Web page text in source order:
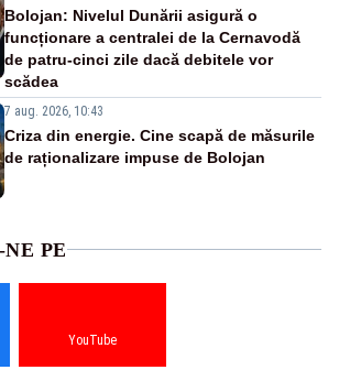
Bolojan: Nivelul Dunării asigură o
funcționare a centralei de la Cernavodă
de patru-cinci zile dacă debitele vor
scădea
7 aug. 2026, 10:43
Criza din energie. Cine scapă de măsurile
de raționalizare impuse de Bolojan
PE
YouTube